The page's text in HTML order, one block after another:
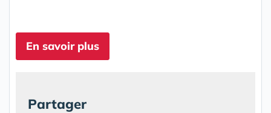
En savoir plus
Partager